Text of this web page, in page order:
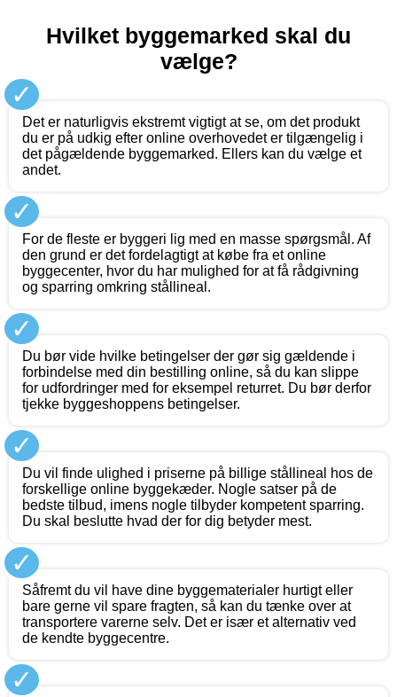
Hvilket byggemarked skal du
vælge?
✓
Det er naturligvis ekstremt vigtigt at se, om det produkt
du er på udkig efter online overhovedet er tilgængelig i
det pågældende byggemarked. Ellers kan du vælge et
andet.
✓
For de fleste er byggeri lig med en masse spørgsmål. Af
den grund er det fordelagtigt at købe fra et online
byggecenter, hvor du har mulighed for at få rådgivning
og sparring omkring stållineal.
✓
Du bør vide hvilke betingelser der gør sig gældende i
forbindelse med din bestilling online, så du kan slippe
for udfordringer med for eksempel returret. Du bør derfor
tjekke byggeshoppens betingelser.
✓
Du vil finde ulighed i priserne på billige stållineal hos de
forskellige online byggekæder. Nogle satser på de
bedste tilbud, imens nogle tilbyder kompetent sparring.
Du skal beslutte hvad der for dig betyder mest.
✓
Såfremt du vil have dine byggematerialer hurtigt eller
bare gerne vil spare fragten, så kan du tænke over at
transportere varerne selv. Det er især et alternativ ved
de kendte byggecentre.
✓